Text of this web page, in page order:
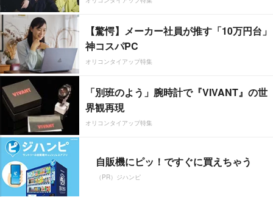
【驚愕】メーカー社員が推す「10万円台」
神コスパPC
オリコンタイアップ特集
「別班のよう」腕時計で『VIVANT』の世
界観再現
オリコンタイアップ特集
自販機にピッ！ですぐに買えちゃう
（PR）ジハンピ